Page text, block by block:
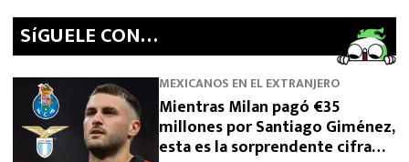
SíGUELE CON…
MEXICANOS EN EL EXTRANJERO
Mientras Milan pagó €35
millones por Santiago Giménez,
esta es la sorprendente cifra